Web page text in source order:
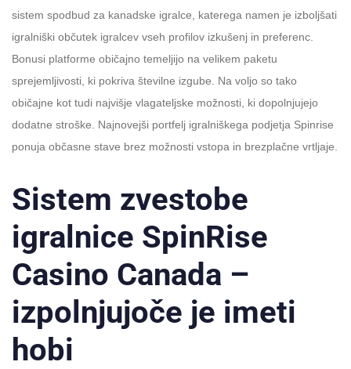
sistem spodbud za kanadske igralce, katerega namen je izboljšati
igralniški občutek igralcev vseh profilov izkušenj in preferenc.
Bonusi platforme običajno temeljijo na velikem paketu
sprejemljivosti, ki pokriva številne izgube. Na voljo so tako
običajne kot tudi najvišje vlagateljske možnosti, ki dopolnjujejo
dodatne stroške. Najnovejši portfelj igralniškega podjetja Spinrise
ponuja občasne stave brez možnosti vstopa in brezplačne vrtljaje.
Sistem zvestobe
igralnice SpinRise
Casino Canada –
izpolnjujoče je imeti
hobi